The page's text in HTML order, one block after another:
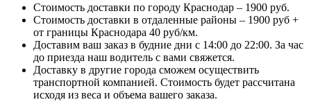
Стоимость доставки по городу Краснодар – 1900 руб.
Стоимость доставки в отдаленные районы – 1900 руб +
от границы Краснодара 40 руб/км.
Доставим ваш заказ в будние дни с 14:00 до 22:00. За час
до приезда наш водитель с вами свяжется.
Доставку в другие города сможем осуществить
транспортной компанией. Стоимость будет рассчитана
исходя из веса и объема вашего заказа.